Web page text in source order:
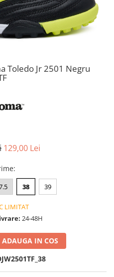
Toledo Jr 2501 Negru
129,00 Lei
:
38 39
LIMITAT
24-48H
ADAUGA IN COS